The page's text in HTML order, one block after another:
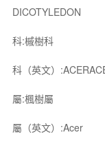
DICOTYLEDON
科:槭樹科
科（英文）
屬:楓樹屬
屬（英文）:Acer